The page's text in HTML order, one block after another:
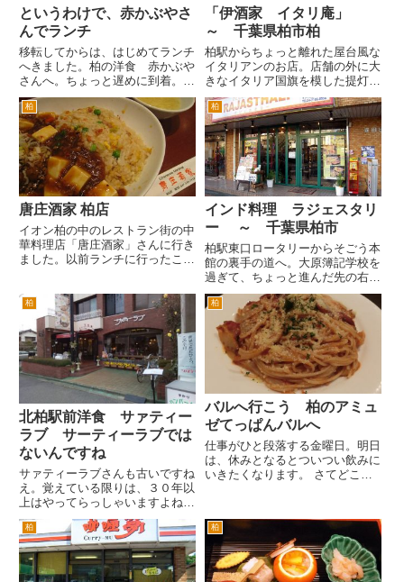
というわけで、赤かぶやさ
んでランチ
移転してからは、はじめてランチ
へきました。柏の洋食 赤かぶや
さんへ。ちょっと遅めに到着。で
も午後５時までランチをやってい
ると黒板に書いてある。 へ～５
時までランチやってくれるなん
て、リンガーハット並みに親切だ
な。 基本的にハンバーグを食べ
に...
「伊酒家 イタリ庵」
～ 千葉県柏市柏
柏駅からちょっと離れた屋台風な
イタリアンのお店。店舗の外に大
きなイタリア国旗を模した提灯
（ちょうちん）があるのがとても
印象的です。 イタリアンのお店
というのはわかったのですが、提
灯はどういう意味かなと以前から
思ってました。 コンセプトと
し...
柏
唐庄酒家 柏店
イオン柏の中のレストラン街の中
華料理店「唐庄酒家」さんに行き
ました。以前ランチに行ったこと
しいので、良いです。 焼き餃子
です。しっかり、パリッと焼き上
がりおいしいです。 店頭の蝋細
工...
柏
インド料理 ラジェスタリ
ー ～ 千葉県柏市
柏駅東口ロータリーからそごう本
館の裏手の道へ。大原簿記学校を
過ぎて、ちょっと進んだ先の右手
にある印度料理専門店です。 以
前は「シャリマール」というやは
りインド料理店でした。シャリマ
ールが閉店して、ラジェスタリー
というお店になったのかなとお
柏
北柏駅前洋食 サァティー
ラブ サーティーラブでは
ないんですね
サァティーラブさんも古いですね
え。覚えている限りは、３０年以
上はやってらっしゃいますよね。
と書いてる途中で、↓この画像に
「SINCE1981」とありました。
どこを見てるんだ！と自分にツッ
コミをいれたくなります。ここち
ゃんと見ていなかったで...
柏
バルへ行こう 柏のアミュ
ゼてっぱんバルへ
仕事がひと段落する金曜日。明日
は、休みとなるとついつい飲みに
いきたくなります。 さてどこ
ゼ てっぱんバルさん。 まず
は、野菜を補給。ラタトゥュ。
焼き野菜。どんどん野菜を補給。
チカ...
柏 柏